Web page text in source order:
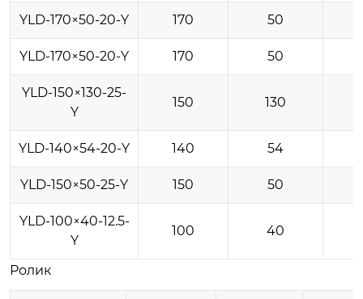
YLD-170×50-20-Y 170 50
YLD-170×50-20-Y 170 50
YLD-150×130-25-
Y
150 130
YLD-140×54-20-Y 140 54
YLD-150×50-25-Y 150 50
YLD-100×40-12.5-
Y
100 40
Ролик